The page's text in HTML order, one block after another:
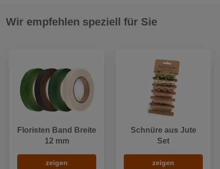
Wir empfehlen speziell für Sie
Floristen Band Breite
12 mm
zeigen
Schnüre aus Jute
Set
zeigen